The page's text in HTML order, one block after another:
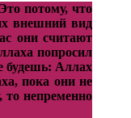
потому, что
внешний вид
они считают
попросил
будешь: Аллах
пока они не
непременно